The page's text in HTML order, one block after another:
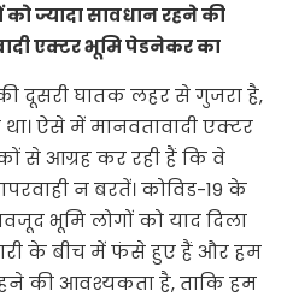
ज्यादा सावधान रहने की
एक्टर भूमि पेडनेकर का
दूसरी घातक लहर से गुजरा है,
ऐसे में मानवतावादी एक्टर
से आग्रह कर रही हैं कि वे
न बरतें। कोविड-19 के
भूमि लोगों को याद दिला
के बीच में फंसे हुए हैं और हम
की आवश्यकता है, ताकि हम